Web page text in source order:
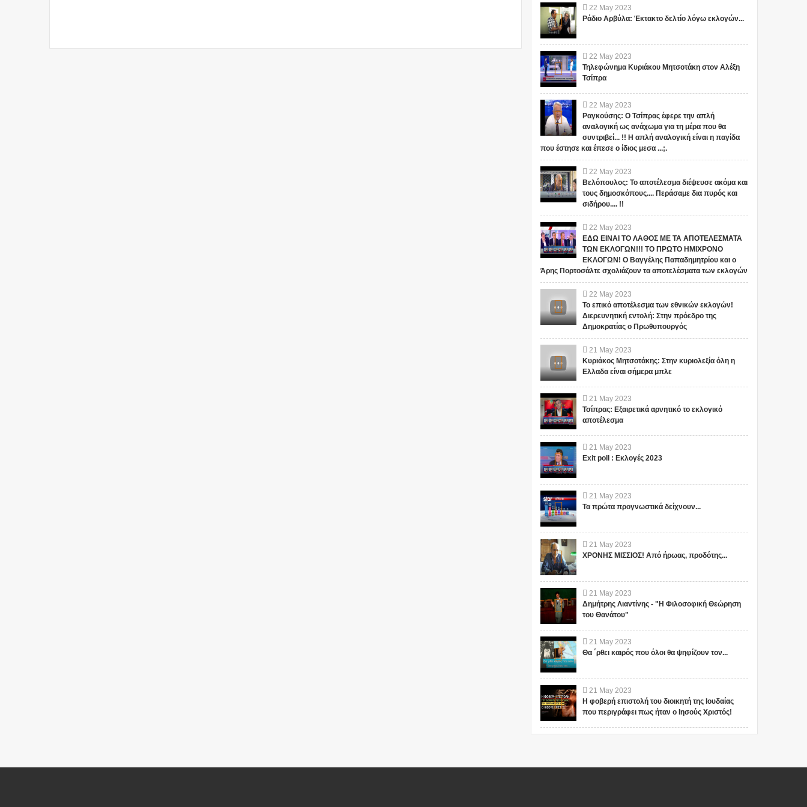
22 May 2023
Ράδιο Αρβύλα: Έκτακτο δελτίο λόγω εκλογών...
22 May 2023
Τηλεφώνημα Κυριάκου Μητσοτάκη στον Αλέξη
Τσίπρα
22 May 2023
Ραγκούσης: Ο Τσίπρας έφερε την απλή
αναλογική ως ανάχωμα για τη μέρα που θα
συντριβεί... !! Η απλή αναλογική είναι η παγίδα
που έστησε και έπεσε ο ίδιος μεσα ...;.
22 May 2023
Βελόπουλος: Το αποτέλεσμα διέψευσε ακόμα και
τους δημοσκόπους.... Περάσαμε δια πυρός και
σιδήρου.... !!
22 May 2023
ΕΔΩ ΕΙΝΑΙ ΤΟ ΛΑΘΟΣ ΜΕ ΤΑ ΑΠΟΤΕΛΕΣΜΑΤΑ
ΤΩΝ ΕΚΛΟΓΩΝ!!! ΤΟ ΠΡΩΤΟ ΗΜΙΧΡΟΝΟ
ΕΚΛΟΓΩΝ! Ο Βαγγέλης Παπαδημητρίου και ο
Άρης Πορτοσάλτε σχολιάζουν τα αποτελέσματα των εκλογών
22 May 2023
Το επικό αποτέλεσμα των εθνικών εκλογών!
Διερευνητική εντολή: Στην πρόεδρο της
Δημοκρατίας ο Πρωθυπουργός
21 May 2023
Κυριάκος Μητσοτάκης: Στην κυριολεξία όλη η
Ελλαδα είναι σήμερα μπλε
21 May 2023
Τσίπρας: Εξαιρετικά αρνητικό το εκλογικό
αποτέλεσμα
21 May 2023
Exit poll : Εκλογές 2023
21 May 2023
Τα πρώτα προγνωστικά δείχνουν...
21 May 2023
ΧΡΟΝΗΣ ΜΙΣΣΙΟΣ! Από ήρωας, προδότης...
21 May 2023
Δημήτρης Λιαντίνης - "Η Φιλοσοφική Θεώρηση
του Θανάτου"
21 May 2023
Θα ΄ρθει καιρός που όλοι θα ψηφίζουν τον...
21 May 2023
Η φοβερή επιστολή του διοικητή της Ιουδαίας
που περιγράφει πως ήταν ο Ιησούς Χριστός!